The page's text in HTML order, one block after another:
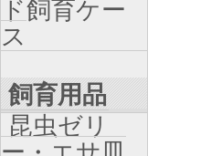
ド飼育ケー
ス
飼育用品
昆虫ゼリ